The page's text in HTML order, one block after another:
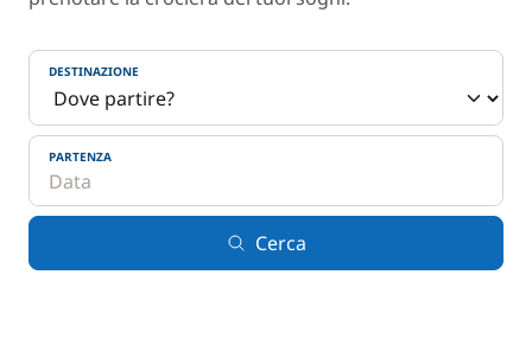
DESTINAZIONE
PARTENZA
Cerca